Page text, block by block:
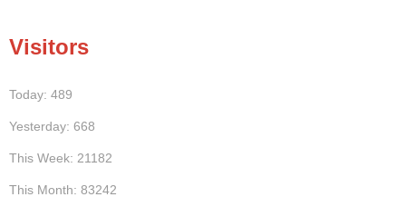
Visitors
Today: 489
Yesterday: 668
This Week: 21182
This Month: 83242